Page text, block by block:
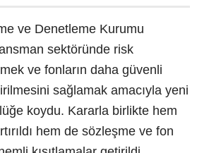
ve Denetleme Kurumu
sektöründe risk
ve fonların daha güvenli
sağlamak amacıyla yeni
koydu. Kararla birlikte hem
hem de sözleşme ve fon